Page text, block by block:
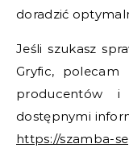
doradzić
Jeśli szukasz
Gryfic,
producentów i
dostępnymi
https://szamba-